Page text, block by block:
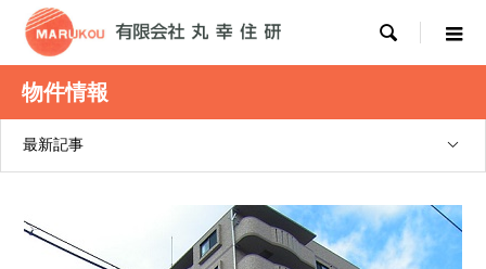

物件情報
最新記事